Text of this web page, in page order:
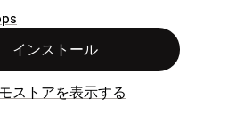
インストール
ストアを表示する